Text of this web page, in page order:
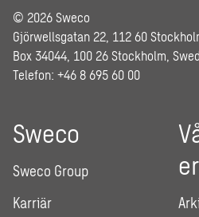
© 2026 Sweco
Gjörwellsgatan 22, 112 60
Box 34044, 100 26 Stockholm,
Telefon: +46 8 695 60 00
Sweco
Sweco Group
Karriär